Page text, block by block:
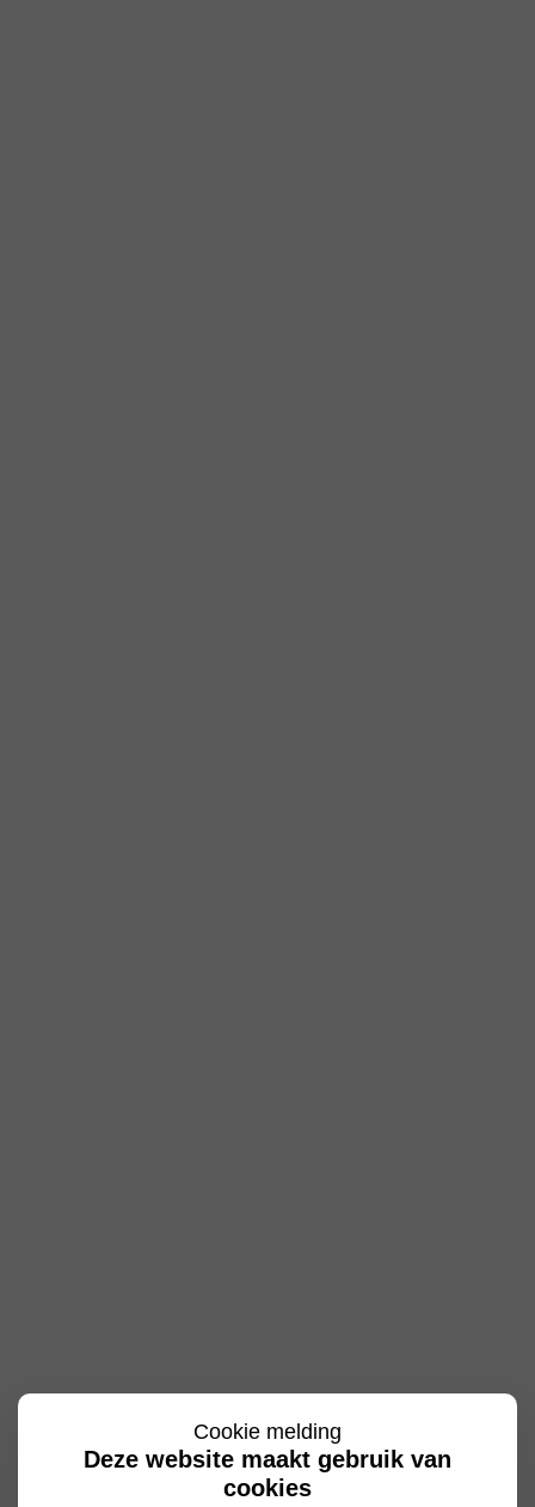
Cookie melding
Deze website maakt gebruik van
cookies